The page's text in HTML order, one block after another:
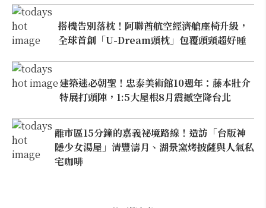
搭機告別落枕！阿聯酋航空經濟艙座椅升級，
全球首創「U-Dream頭枕」包覆頭頸超好睡
建築迷必朝聖！忠泰美術館10週年：藤本壯介
特展打頭陣，1:5大屋根8月震撼空降台北
離市區15分鐘的嘉義祕境路線！造訪「台版神
隱少女湯屋」清豐濤月、湖景窯烤披薩與人氣私
宅咖啡